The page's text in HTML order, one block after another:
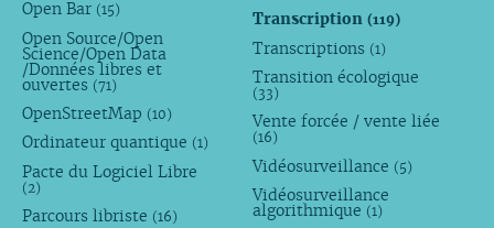
Open Bar (15)
Open Source/Open
Science/Open Data
/Données libres et
ouvertes (71)
OpenStreetMap (10)
Ordinateur quantique (1)
Pacte du Logiciel Libre
(2)
Parcours libriste (16)
Transcription(119)
Transcriptions (1)
Transition écologique
(33)
Vente forcée / vente liée
(16)
Vidéosurveillance (5)
Vidéosurveillance
algorithmique (1)